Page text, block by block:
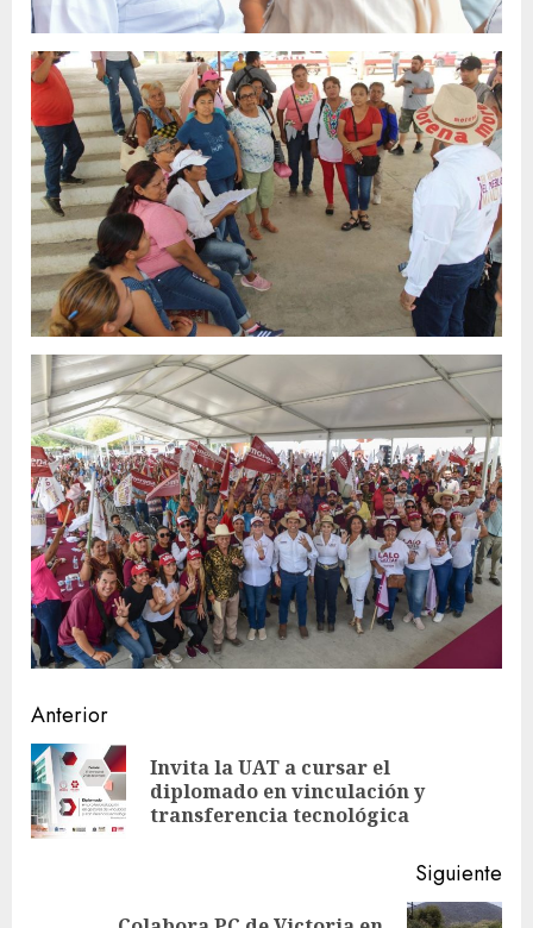
Sigue
leyendo
Anterior
Invita la UAT a cursar el
diplomado en vinculación y
transferencia tecnológica
Siguiente